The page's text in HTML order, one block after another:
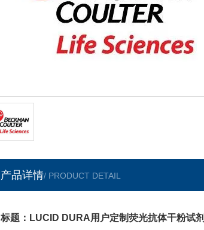
产品详情/ PRODUCT DETAIL
标题：LUCID DURA用户定制荧光抗体干粉试剂